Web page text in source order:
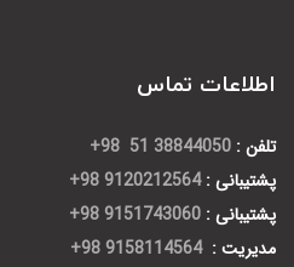
اطلاعات تماس
تلفن : 38844050 51 98+
پشتیبانی : 9120212564 98+
پشتیبانی : 9151743060 98+
مدیریت : 9158114564 98+